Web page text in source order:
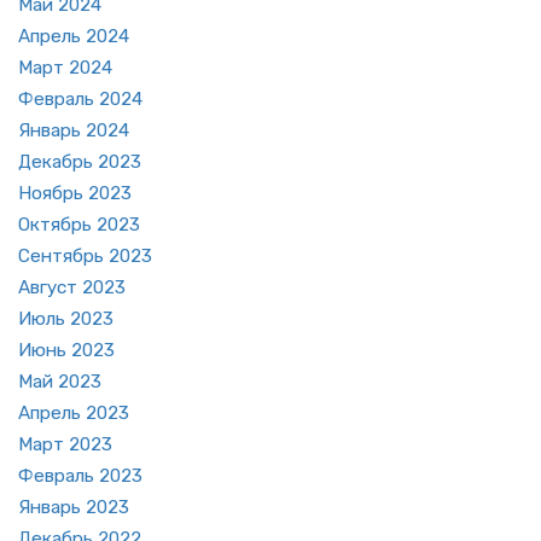
Май 2024
Ап­рель 2024
Март 2024
Фев­раль 2024
Ян­варь 2024
Де­кабрь 2023
Но­ябрь 2023
Ок­тябрь 2023
Сен­тябрь 2023
Ав­густ 2023
Июль 2023
Июнь 2023
Май 2023
Ап­рель 2023
Март 2023
Фев­раль 2023
Ян­варь 2023